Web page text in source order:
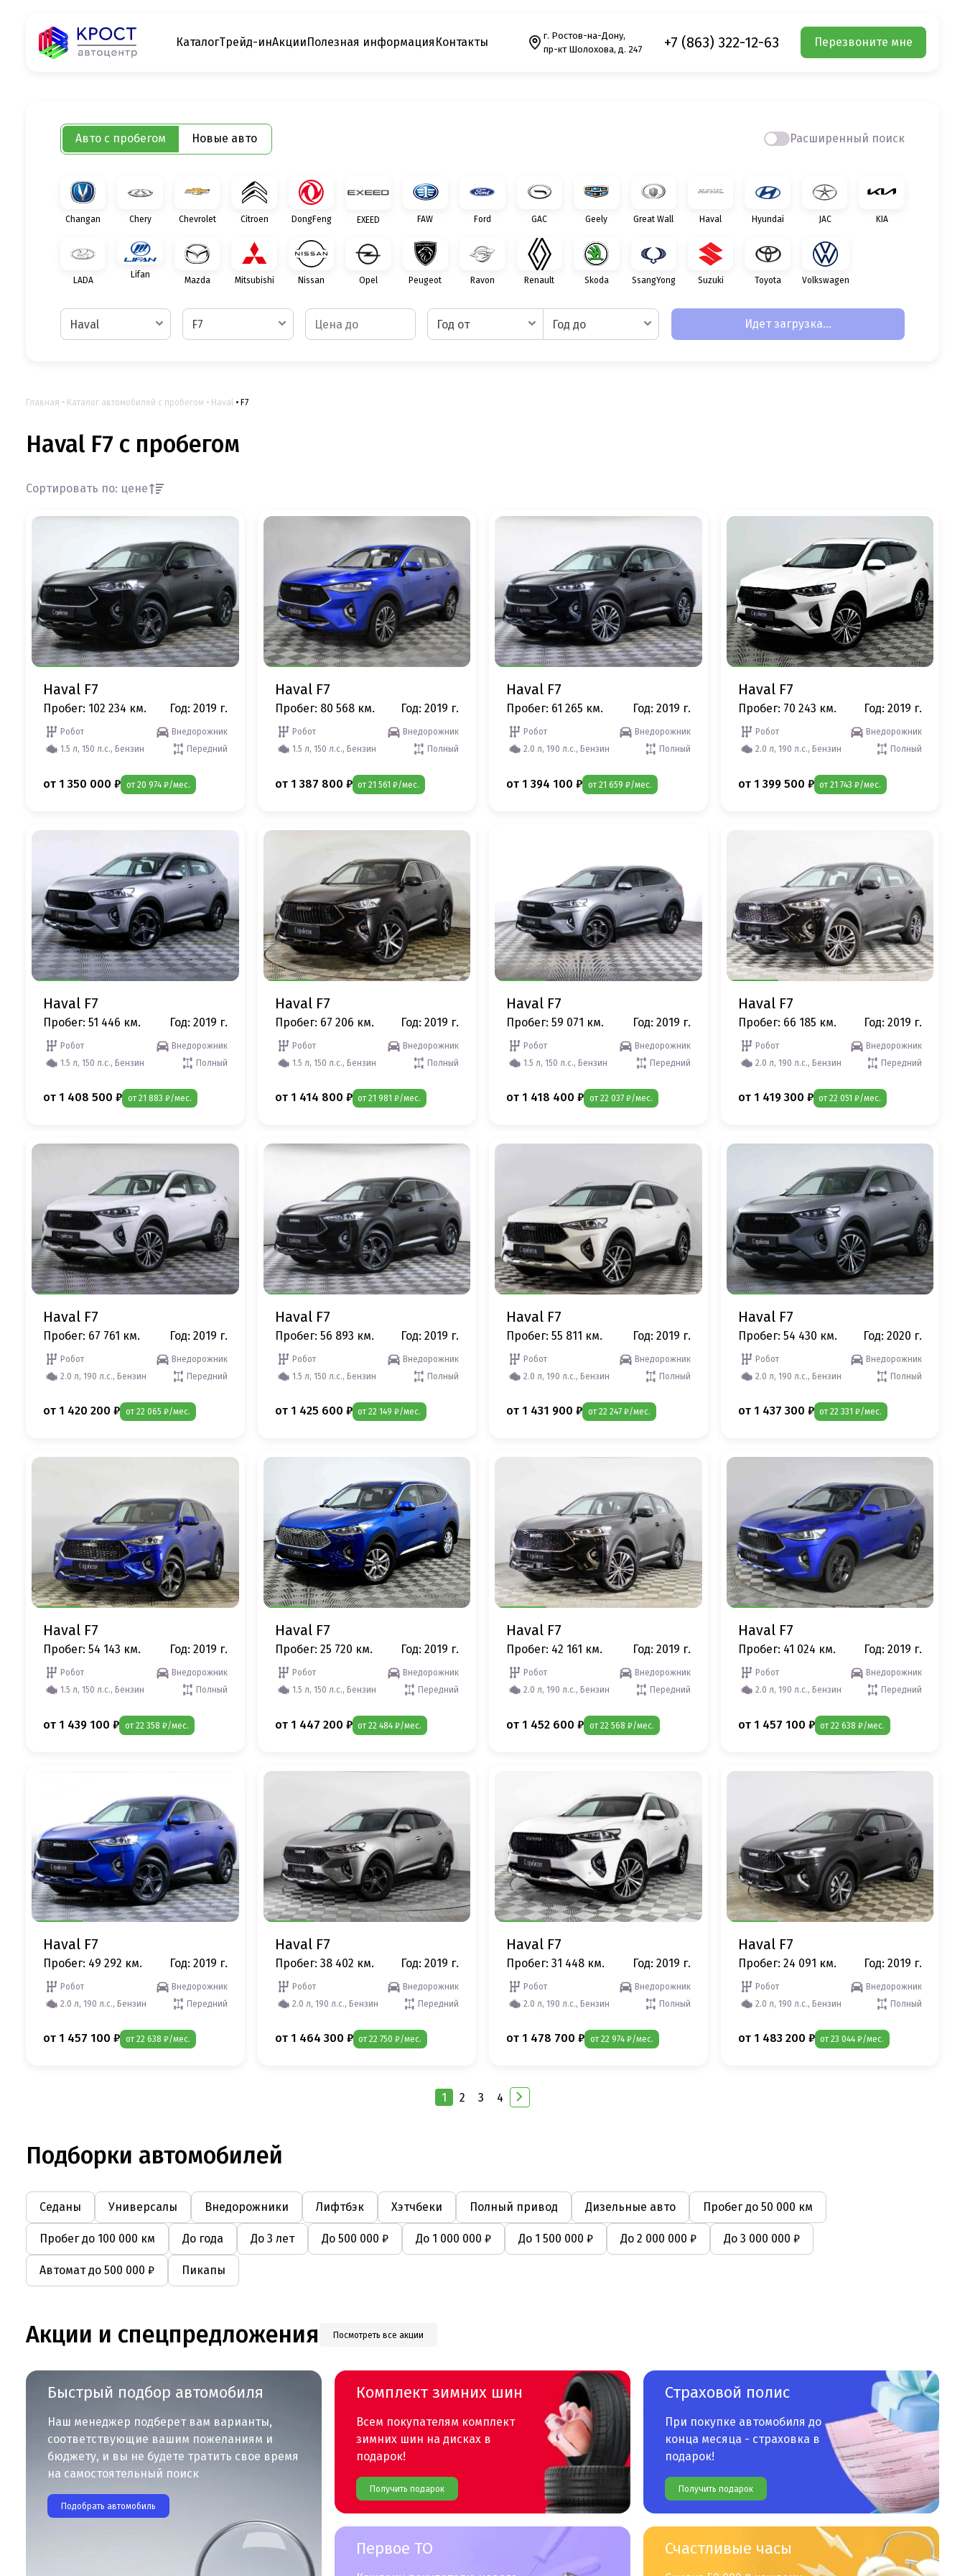
КаталогТрейд-инАкцииПолезная информация Контакты
г. Ростов-на-Дону,
пр-кт Шолохова, д. 247
+7 (863) 322-12-63 Перезвоните мне
Авто с пробегом Новые авто Расширенный поиск
Changan Chery Chevrolet Citroen DongFeng EXEED FAW Ford GAC Geely Great Wall Haval Hyundai JAC KIA
LADA
Lifan
Mazda Mitsubishi Nissan Opel Peugeot Ravon Renault Skoda SsangYong Suzuki Toyota Volkswagen
Haval F7 Год от Год до Идет загрузка...
Главная Каталог автомобилей с пробегом Haval F7
Haval F7 с пробегом
Сортировать по: цене
Haval F7
Пробег: 102 234 км. Год: 2019 г.
Робот
Внедорожник
1.5 л, 150 л.с., Бензин
Передний
от 1 350 000 ₽ от 20 974 ₽/мес.
Haval F7
Пробег: 80 568 км. Год: 2019 г.
Робот
Внедорожник
1.5 л, 150 л.с., Бензин
Полный
от 1 387 800 ₽ от 21 561 ₽/мес.
Haval F7
Пробег: 61 265 км. Год: 2019 г.
Робот
Внедорожник
2.0 л, 190 л.с., Бензин
Полный
от 1 394 100 ₽ от 21 659 ₽/мес.
Haval F7
Пробег: 70 243 км. Год: 2019 г.
Робот
Внедорожник
2.0 л, 190 л.с., Бензин
Полный
от 1 399 500 ₽ от 21 743 ₽/мес.
Haval F7
Пробег: 51 446 км. Год: 2019 г.
Робот
Внедорожник
1.5 л, 150 л.с., Бензин
Полный
от 1 408 500 ₽ от 21 883 ₽/мес.
Haval F7
Пробег: 67 206 км. Год: 2019 г.
Робот
Внедорожник
1.5 л, 150 л.с., Бензин
Полный
от 1 414 800 ₽ от 21 981 ₽/мес.
Haval F7
Пробег: 59 071 км. Год: 2019 г.
Робот
Внедорожник
1.5 л, 150 л.с., Бензин
Передний
от 1 418 400 ₽ от 22 037 ₽/мес.
Haval F7
Пробег: 66 185 км. Год: 2019 г.
Робот
Внедорожник
2.0 л, 190 л.с., Бензин
Передний
от 1 419 300 ₽ от 22 051 ₽/мес.
Haval F7
Пробег: 67 761 км. Год: 2019 г.
Робот
Внедорожник
2.0 л, 190 л.с., Бензин
Передний
от 1 420 200 ₽ от 22 065 ₽/мес.
Haval F7
Пробег: 56 893 км. Год: 2019 г.
Робот
Внедорожник
1.5 л, 150 л.с., Бензин
Полный
от 1 425 600 ₽ от 22 149 ₽/мес.
Haval F7
Пробег: 55 811 км. Год: 2019 г.
Робот
Внедорожник
2.0 л, 190 л.с., Бензин
Полный
от 1 431 900 ₽ от 22 247 ₽/мес.
Haval F7
Пробег: 54 430 км. Год: 2020 г.
Робот
Внедорожник
2.0 л, 190 л.с., Бензин
Полный
от 1 437 300 ₽ от 22 331 ₽/мес.
Haval F7
Пробег: 54 143 км. Год: 2019 г.
Робот
Внедорожник
1.5 л, 150 л.с., Бензин
Полный
от 1 439 100 ₽ от 22 358 ₽/мес.
Haval F7
Пробег: 25 720 км. Год: 2019 г.
Робот
Внедорожник
1.5 л, 150 л.с., Бензин
Передний
от 1 447 200 ₽ от 22 484 ₽/мес.
Haval F7
Пробег: 42 161 км. Год: 2019 г.
Робот
Внедорожник
2.0 л, 190 л.с., Бензин
Передний
от 1 452 600 ₽ от 22 568 ₽/мес.
Haval F7
Пробег: 41 024 км. Год: 2019 г.
Робот
Внедорожник
2.0 л, 190 л.с., Бензин
Передний
от 1 457 100 ₽ от 22 638 ₽/мес.
Haval F7
Пробег: 49 292 км. Год: 2019 г.
Робот
Внедорожник
2.0 л, 190 л.с., Бензин
Передний
от 1 457 100 ₽ от 22 638 ₽/мес.
Haval F7
Пробег: 38 402 км. Год: 2019 г.
Робот
Внедорожник
2.0 л, 190 л.с., Бензин
Передний
от 1 464 300 ₽ от 22 750 ₽/мес.
Haval F7
Пробег: 31 448 км. Год: 2019 г.
Робот
Внедорожник
2.0 л, 190 л.с., Бензин
Полный
от 1 478 700 ₽ от 22 974 ₽/мес.
Haval F7
Пробег: 24 091 км. Год: 2019 г.
Робот
Внедорожник
2.0 л, 190 л.с., Бензин
Полный
от 1 483 200 ₽ от 23 044 ₽/мес.
1 2 3 4
Подборки автомобилей
Седаны Универсалы Внедорожники Лифтбэк Хэтчбеки Полный привод Дизельные авто Пробег до 50 000 км
Пробег до 100 000 км До года До 3 лет До 500 000 ₽ До 1 000 000 ₽ До 1 500 000 ₽ До 2 000 000 ₽ До 3 000 000 ₽
Автомат до 500 000 ₽ Пикапы
Акции и спецпредложения Посмотреть все акции
Быстрый подбор автомобиля
Наш менеджер подберет вам варианты,
соответствующие вашим пожеланиям и
бюджету, и вы не будете тратить свое время
на самостоятельный поиск
Подобрать автомобиль
Комплект зимних шин
Всем покупателям комплект
зимних шин на дисках в
подарок!
Получить подарок
Страховой полис
При покупке автомобиля до
конца месяца - страховка в
подарок!
Получить подарок
Первое ТО Счастливые часы